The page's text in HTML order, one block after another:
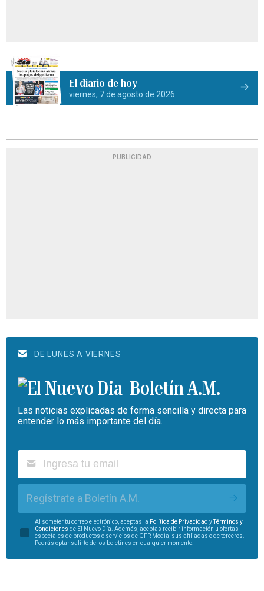
El diario de hoy
viernes, 7 de agosto de 2026
PUBLICIDAD
DE LUNES A VIERNES
Boletín A.M.
Las noticias explicadas de forma sencilla y directa para
entender lo más importante del día.
Regístrate a Boletín A.M.
Al someter tu correo electrónico, aceptas la Política de Privacidad yTérminos y
Condiciones de El Nuevo Día. Además, aceptas recibir información u ofertas
especiales de productos o servicios de GFR Media, sus afiliadas o de terceros.
Podrás optar salirte de los boletines en cualquier momento.